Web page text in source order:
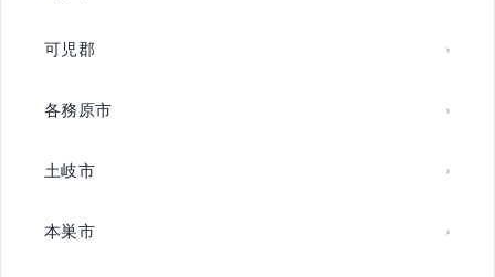
可児郡
各務原市
土岐市
本巣市